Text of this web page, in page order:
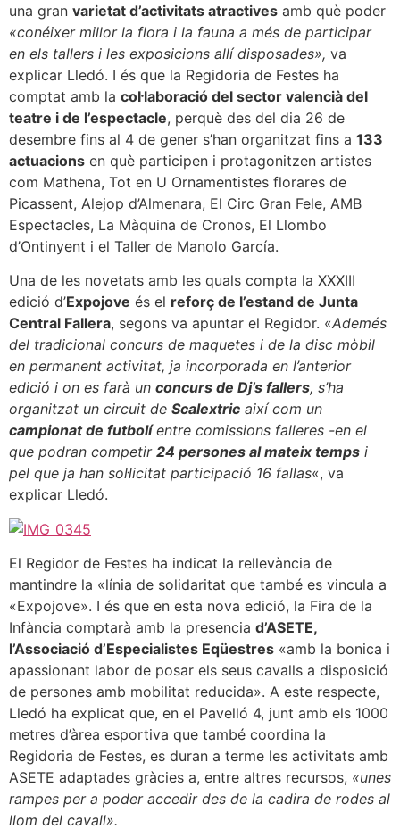
una gran varietat d’activitats atractives amb què poder
«conéixer millor la flora i la fauna a més de participar
en els tallers i les exposicions allí disposades», va
explicar Lledó. I és que la Regidoria de Festes ha
comptat amb la col·laboració del sector valencià del
teatre i de l’espectacle, perquè des del dia 26 de
desembre fins al 4 de gener s’han organitzat fins a 133
actuacions en què participen i protagonitzen artistes
com Mathena, Tot en U Ornamentistes florares de
Picassent, Alejop d’Almenara, El Circ Gran Fele, AMB
Espectacles, La Màquina de Cronos, El Llombo
d’Ontinyent i el Taller de Manolo García.
Una de les novetats amb les quals compta la XXXIII
edició d’Expojove és el reforç de l’estand de Junta
Central Fallera, segons va apuntar el Regidor. «Ademés
del tradicional concurs de maquetes i de la disc mòbil
en permanent activitat, ja incorporada en l’anterior
edició i on es farà un concurs de Dj’s fallers, s’ha
organitzat un circuit de Scalextric així com un
campionat de futbolíentre comissions falleres -en el
que podran competir 24 persones al mateix temps i
pel que ja han sol·licitat participació 16 fallas«, va
explicar Lledó.
El Regidor de Festes ha indicat la rellevància de
mantindre la «línia de solidaritat que també es vincula a
«Expojove». I és que en esta nova edició, la Fira de la
Infància comptarà amb la presencia d’ASETE,
l’Associació d’Especialistes Eqüestres «amb la bonica i
apassionant labor de posar els seus cavalls a disposició
de persones amb mobilitat reducida». A este respecte,
Lledó ha explicat que, en el Pavelló 4, junt amb els 1000
metres d’àrea esportiva que també coordina la
Regidoria de Festes, es duran a terme les activitats amb
ASETE adaptades gràcies a, entre altres recursos, «unes
rampes per a poder accedir des de la cadira de rodes al
llom del cavall».